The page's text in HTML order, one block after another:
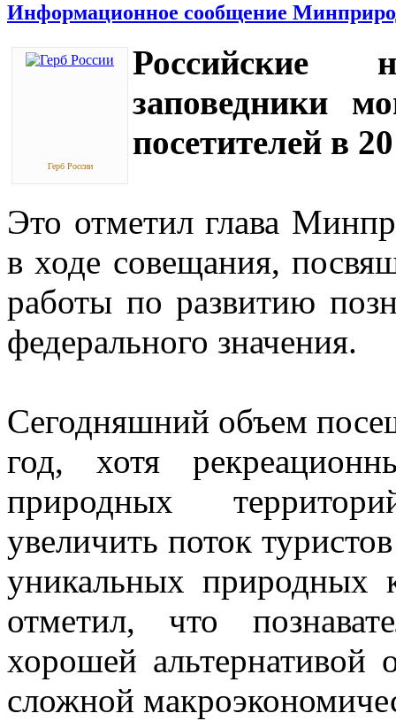
Информационное сообщение
Герб России
Российские
заповедники
посетителей в
Это отметил глава
в ходе совещания,
работы по развитию
федерального значения.
Сегодняшний объем
год, хотя
природных
увеличить поток
уникальных природных
отметил, что
хорошей альтернативой
сложной